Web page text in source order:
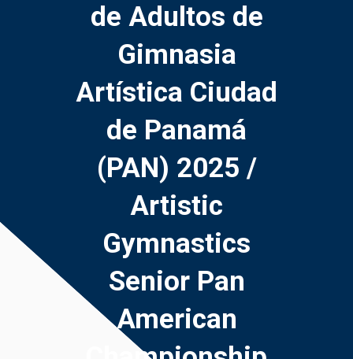
de Adultos de
Gimnasia
Artística Ciudad
de Panamá
(PAN) 2025 /
Artistic
Gymnastics
Senior Pan
American